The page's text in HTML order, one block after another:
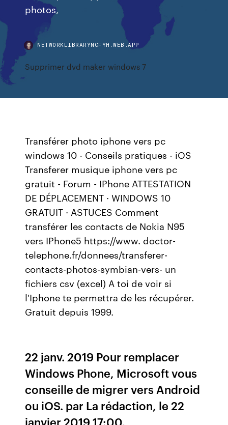
photos,
NETWORKLIBRARYNCFYH.WEB.APP
Supprimer dvd maker windows 7
Transférer photo iphone vers pc
windows 10 - Conseils pratiques - iOS
Transferer musique iphone vers pc
gratuit - Forum - IPhone ATTESTATION
DE DÉPLACEMENT · WINDOWS 10
GRATUIT · ASTUCES Comment
transférer les contacts de Nokia N95
vers IPhone5 https://www. doctor-
telephone.fr/donnees/transferer-
contacts-photos-symbian-vers- un
fichiers csv (excel) A toi de voir si
l'Iphone te permettra de les récupérer.
Gratuit depuis 1999.
22 janv. 2019 Pour remplacer
Windows Phone, Microsoft vous
conseille de migrer vers Android
ou iOS. par La rédaction, le 22
janvier 2019 17:00.